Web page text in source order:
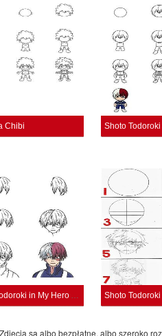
Chibi Shoto
Shoto Todoroki in My Hero Academia Shoto Todoroki
są albo bezpłatne, albo